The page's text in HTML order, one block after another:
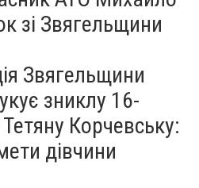
зі Звягельщини
Звягельщини
зниклу 16-
Тетяну Корчевську:
дівчини